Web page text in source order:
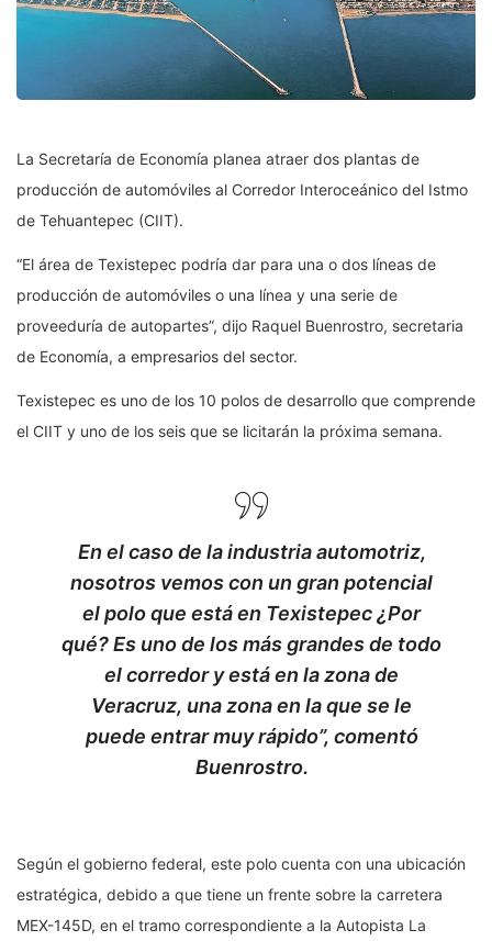
La Secretaría de Economía planea atraer dos plantas de
producción de automóviles al Corredor Interoceánico del Istmo
de Tehuantepec (CIIT).
“El área de Texistepec podría dar para una o dos líneas de
producción de automóviles o una línea y una serie de
proveeduría de autopartes”, dijo Raquel Buenrostro, secretaria
de Economía, a empresarios del sector.
Texistepec es uno de los 10 polos de desarrollo que comprende
el CIIT y uno de los seis que se licitarán la próxima semana.
En el caso de la industria automotriz,
nosotros vemos con un gran potencial
el polo que está en Texistepec ¿Por
qué? Es uno de los más grandes de todo
el corredor y está en la zona de
Veracruz, una zona en la que se le
puede entrar muy rápido”, comentó
Buenrostro.
Según el gobierno federal, este polo cuenta con una ubicación
estratégica, debido a que tiene un frente sobre la carretera
MEX-145D, en el tramo correspondiente a la Autopista La